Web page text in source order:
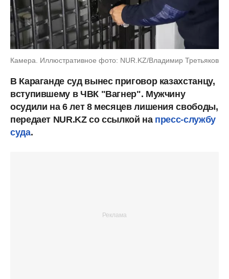
Камера. Иллюстративное фото: NUR.KZ/Владимир Третьяков
В Караганде суд вынес приговор казахстанцу,
вступившему в ЧВК "Вагнер". Мужчину
осудили на 6 лет 8 месяцев лишения свободы,
передает NUR.KZ со ссылкой на пресс-службу
суда.